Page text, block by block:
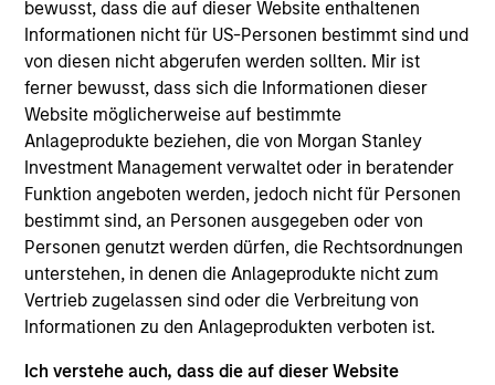
bewusst, dass die auf dieser Website enthaltenen
Informationen nicht für US-Personen bestimmt sind und
von diesen nicht abgerufen werden sollten. Mir ist
ferner bewusst, dass sich die Informationen dieser
Website möglicherweise auf bestimmte
Anlageprodukte beziehen, die von Morgan Stanley
Investment Management verwaltet oder in beratender
Funktion angeboten werden, jedoch nicht für Personen
bestimmt sind, an Personen ausgegeben oder von
Personen genutzt werden dürfen, die Rechtsordnungen
unterstehen, in denen die Anlageprodukte nicht zum
Vertrieb zugelassen sind oder die Verbreitung von
Informationen zu den Anlageprodukten verboten ist.
Ich verstehe auch, dass die auf dieser Website
Alternative Anlagen
Private Equity, Private Credit,
Immobilien, Infrastruktur, Multi-Asset-
und Hedge-Fund-Lösungen